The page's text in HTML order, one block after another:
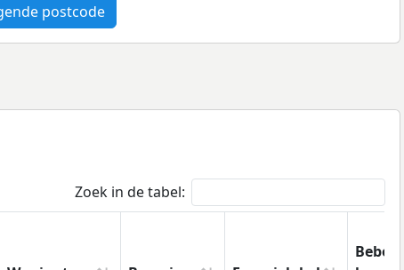
postcode
Zoek in de tabel: